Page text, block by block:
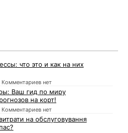
что это и как на них
Комментариев нет
Ваш гид по миру
на корт!
Комментариев нет
на обслуговування